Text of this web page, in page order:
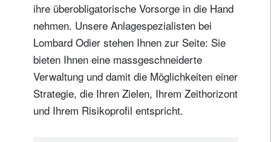
ihre überobligatorische Vorsorge in die Hand
nehmen. Unsere Anlagespezialisten bei
Lombard Odier stehen Ihnen zur Seite: Sie
bieten Ihnen eine massgeschneiderte
Verwaltung und damit die Möglichkeiten einer
Strategie, die Ihren Zielen, Ihrem Zeithorizont
und Ihrem Risikoprofil entspricht.